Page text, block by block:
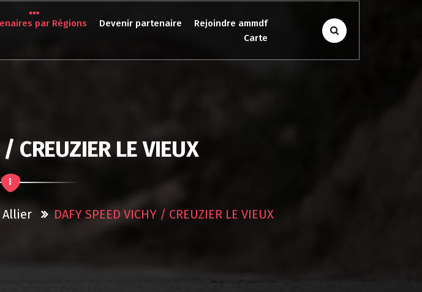
par Régions Devenir partenaire
Rejoindre ammdf
Carte
CREUZIER LE VIEUX
Allier DAFY SPEED VICHY / CREUZIER LE VIEUX